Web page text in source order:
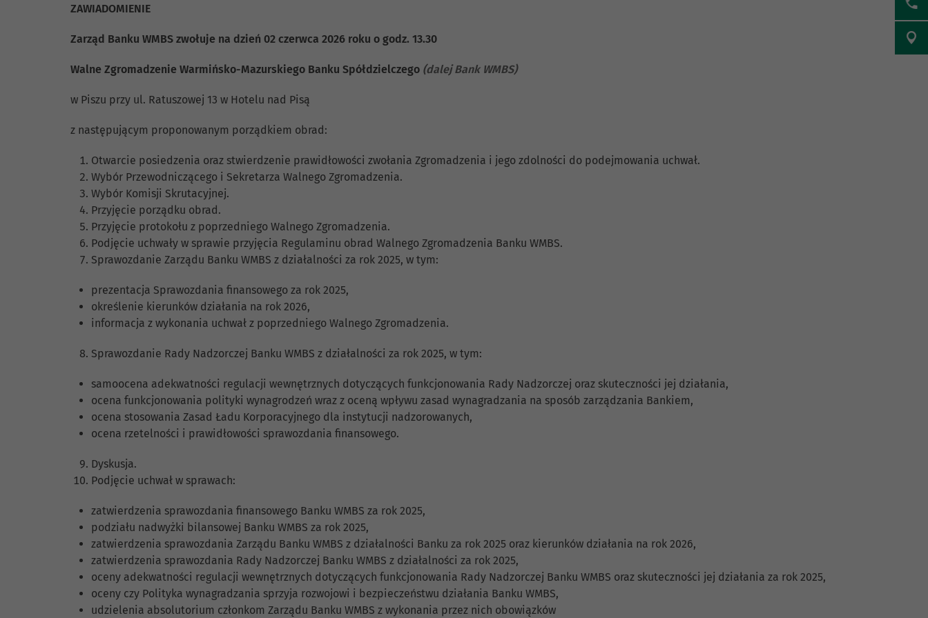
ZAWIADOMIENIE
Zarząd Banku WMBS zwołuje na dzień 02 czerwca 2026 roku o godz. 13.30
Walne Zgromadzenie Warmińsko-Mazurskiego Banku Spółdzielczego (dalej Bank WMBS)
w Piszu przy ul. Ratuszowej 13 w Hotelu nad Pisą
z następującym proponowanym porządkiem obrad:
Otwarcie posiedzenia oraz stwierdzenie prawidłowości zwołania Zgromadzenia i jego zdolności do podejmowania uchwał.
Wybór Przewodniczącego i Sekretarza Walnego Zgromadzenia.
Wybór Komisji Skrutacyjnej.
Przyjęcie porządku obrad.
Przyjęcie protokołu z poprzedniego Walnego Zgromadzenia.
Podjęcie uchwały w sprawie przyjęcia Regulaminu obrad Walnego Zgromadzenia Banku WMBS.
Sprawozdanie Zarządu Banku WMBS z działalności za rok 2025, w tym:
prezentacja Sprawozdania finansowego za rok 2025,
określenie kierunków działania na rok 2026,
informacja z wykonania uchwał z poprzedniego Walnego Zgromadzenia.
Sprawozdanie Rady Nadzorczej Banku WMBS z działalności za rok 2025, w tym:
samoocena adekwatności regulacji wewnętrznych dotyczących funkcjonowania Rady Nadzorczej oraz skuteczności jej działania,
ocena funkcjonowania polityki wynagrodzeń wraz z oceną wpływu zasad wynagradzania na sposób zarządzania Bankiem,
ocena stosowania Zasad Ładu Korporacyjnego dla instytucji nadzorowanych,
ocena rzetelności i prawidłowości sprawozdania finansowego.
Dyskusja.
Podjęcie uchwał w sprawach:
zatwierdzenia sprawozdania finansowego Banku WMBS za rok 2025,
podziału nadwyżki bilansowej Banku WMBS za rok 2025,
zatwierdzenia sprawozdania Zarządu Banku WMBS z działalności Banku za rok 2025 oraz kierunków działania na rok 2026,
zatwierdzenia sprawozdania Rady Nadzorczej Banku WMBS z działalności za rok 2025,
oceny adekwatności regulacji wewnętrznych dotyczących funkcjonowania Rady Nadzorczej Banku WMBS oraz skuteczności jej działania za rok 2025,
oceny czy Polityka wynagradzania sprzyja rozwojowi i bezpieczeństwu działania Banku WMBS,
udzielenia absolutorium członkom Zarządu Banku WMBS z wykonania przez nich obowiązków